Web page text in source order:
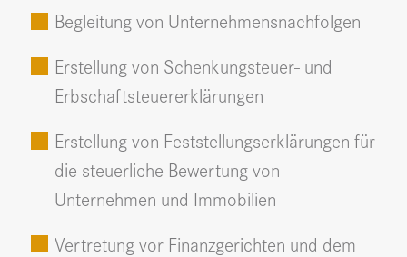
Begleitung von Unternehmensnachfolgen
Erstellung von Schenkungsteuer- und
Erbschaftsteuererklärungen
Erstellung von Feststellungserklärungen für
die steuerliche Bewertung von
Unternehmen und Immobilien
Vertretung vor Finanzgerichten und dem